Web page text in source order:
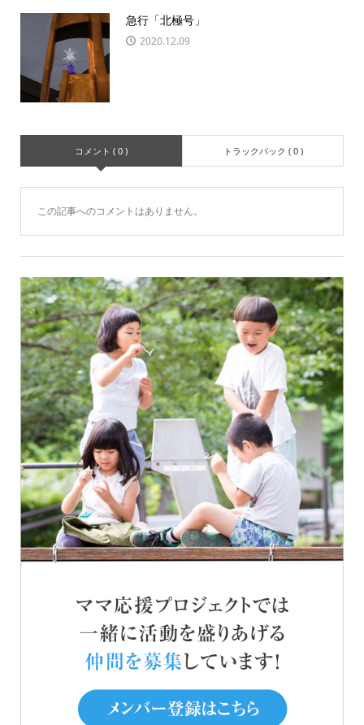
急行「北極号」
2020.12.09
コメント ( 0 ) トラックバック ( 0 )
この記事へのコメントはありません。